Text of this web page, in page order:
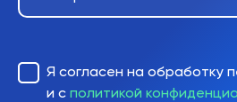
Я согласен на обработку
и с политикой